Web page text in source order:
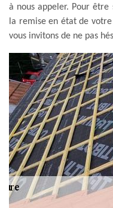
à nous appeler. Pour
la remise en état de
vous invitons de ne pas